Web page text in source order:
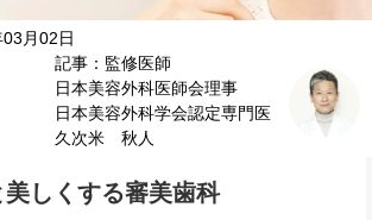
月02日
記事：監修医師
日本美容外科医師会理事
日本美容外科学会認定専門医
久次米 秋人
しくする審美歯科